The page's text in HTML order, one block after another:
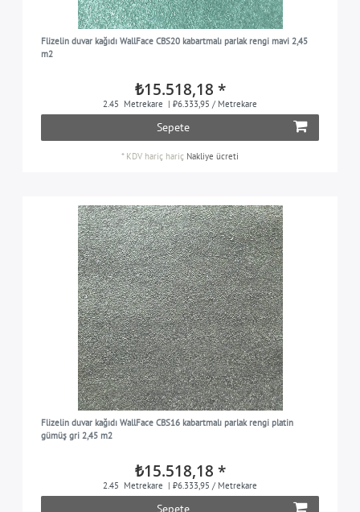
Flizelin duvar kağıdı WallFace CBS20 kabartmalı parlak rengi mavi 2,45
m2
₺15.518,18 *
2.45 Metrekare | ₺6.333,95 / Metrekare
Sepete
* KDV hariç hariç Nakliye ücreti
Flizelin duvar kağıdı WallFace CBS16 kabartmalı parlak rengi platin
gümüş gri 2,45 m2
₺15.518,18 *
2.45 Metrekare | ₺6.333,95 / Metrekare
Sepete